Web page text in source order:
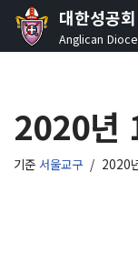
콘
로
건
너
대한성공
Anglican
2020년
기준 서울교구 2020